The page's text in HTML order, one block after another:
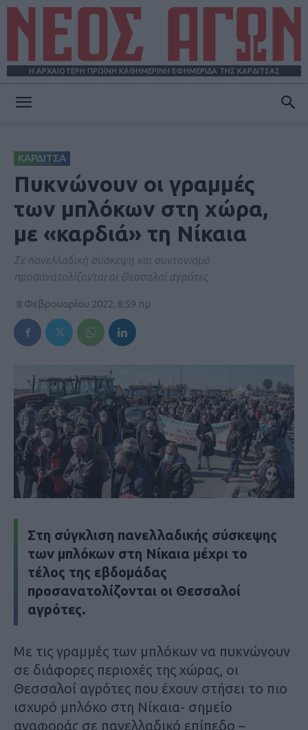
Η ΑΡΧΑΙΟΤΕΡΗ ΠΡΩΪΝΗ ΚΑΘΗΜΕΡΙΝΗ ΕΦΗΜΕΡΙΔΑ ΤΗΣ ΚΑΡΔΙΤΣΑΣ
ΚΑΡΔΙΤΣΑ
Πυκνώνουν οι γραμμές
των μπλόκων στη χώρα,
με «καρδιά» τη Νίκαια
Σε πανελλαδική σύσκεψη και συντονισμό
προσανατολίζονται οι Θεσσαλοί αγρότες
8 Φεβρουαρίου 2022, 8:59 πμ
Στη σύγκλιση πανελλαδικής σύσκεψης
των μπλόκων στη Νίκαια μέχρι το
τέλος της εβδομάδας
προσανατολίζονται οι Θεσσαλοί
αγρότες.
Με τις γραμμές των μπλόκων να πυκνώνουν
σε διάφορες περιοχές της χώρας, οι
Θεσσαλοί αγρότες που έχουν στήσει το πιο
ισχυρό μπλόκο στη Νίκαια- σημείο
αναφοράς σε πανελλαδικό επίπεδο –